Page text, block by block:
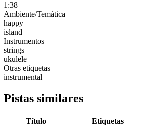
1:38
Ambiente/Temática
happy
island
Instrumentos
strings
ukulele
Otras etiquetas
instrumental
Pistas similares
Título Etiquetas